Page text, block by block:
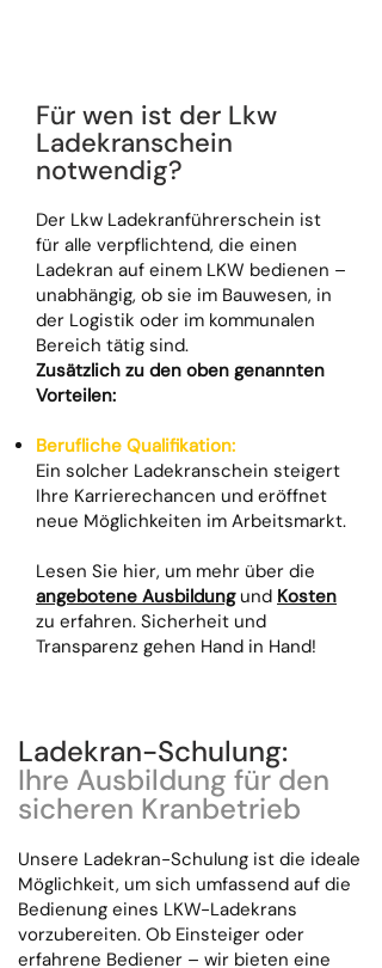
Für wen ist der Lkw
Ladekranschein
notwendig?
Der Lkw Ladekranführerschein ist
für alle verpflichtend, die einen
Ladekran auf einem LKW bedienen –
unabhängig, ob sie im Bauwesen, in
der Logistik oder im kommunalen
Bereich tätig sind.
Zusätzlich zu den oben genannten
Vorteilen:
Berufliche Qualifikation:
Ein solcher Ladekranschein steigert
Ihre Karrierechancen und eröffnet
neue Möglichkeiten im Arbeitsmarkt.
Lesen Sie hier, um mehr über die
angebotene Ausbildungund Kosten
zu erfahren. Sicherheit und
Transparenz gehen Hand in Hand!
Ladekran-Schulung:
Ihre Ausbildung für den
sicheren Kranbetrieb
Unsere Ladekran-Schulung ist die ideale
Möglichkeit, um sich umfassend auf die
Bedienung eines LKW-Ladekrans
vorzubereiten. Ob Einsteiger oder
erfahrene Bediener – wir bieten eine